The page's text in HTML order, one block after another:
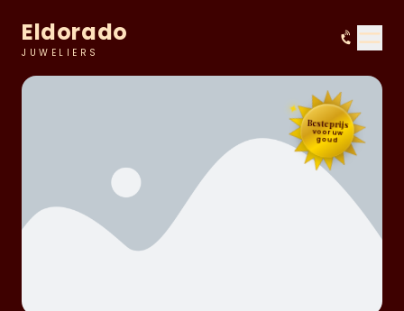
Eldorado
JUWELIERS
✦
Beste prijs
voor uw
goud